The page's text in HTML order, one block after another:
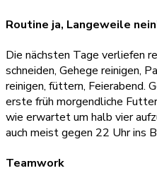
Routine ja, Langeweile
Die nächsten Tage verliefen
schneiden, Gehege reinigen,
reinigen, füttern, Feierabend.
erste früh morgendliche
wie erwartet um halb vier
auch meist gegen 22 Uhr ins
Teamwork